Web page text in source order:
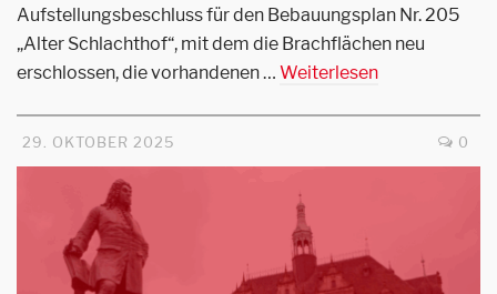
Aufstellungsbeschluss für den Bebauungsplan Nr. 205
„Alter Schlachthof“, mit dem die Brachflächen neu
erschlossen, die vorhandenen … Weiterlesen
29. OKTOBER 2025 0